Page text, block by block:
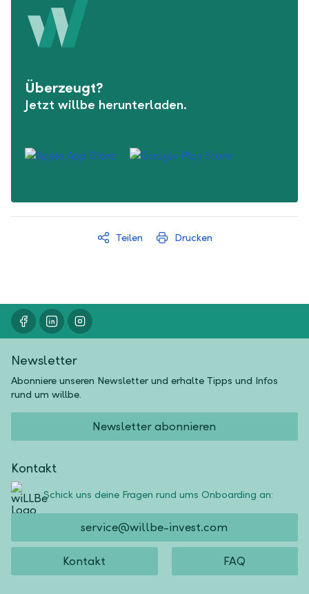
Überzeugt?
Jetzt willbe herunterladen.
Teilen Drucken
Newsletter
Abonniere unseren Newsletter und erhalte Tipps und Infos
rund um willbe.
Newsletter abonnieren
Kontakt
Schick uns deine Fragen rund ums Onboarding an:
service@willbe-invest.com
Kontakt FAQ